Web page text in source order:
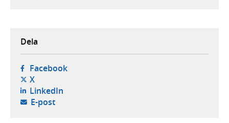
Dela
Facebook- öppnas i ny flik, extern webbplats,
X- öppnas i ny flik, extern webbplats,
LinkedIn- öppnas i ny flik, extern webbplats,
E-post- öppnar din e-postklient,